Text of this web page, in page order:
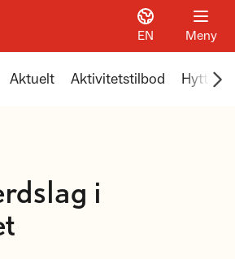
EN Meny
Aktuelt Aktivitetstilbod Hyttene
i